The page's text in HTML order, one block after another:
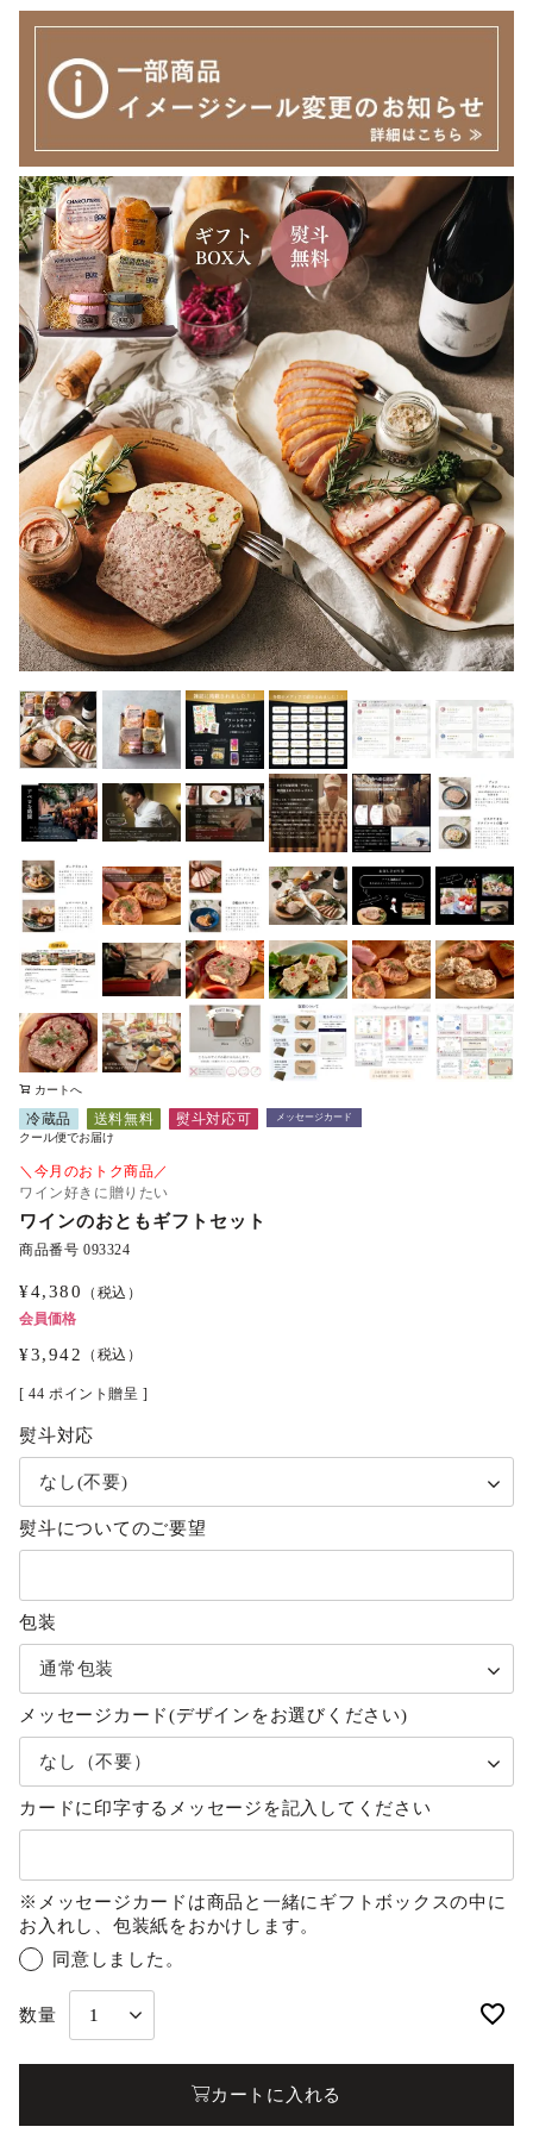
カートへ
冷蔵品 送料無料 熨斗対応可 メッセージカード
クール便でお届け
＼今月のおトク商品／
ワイン好きに贈りたい
ワインのおともギフトセット
商品番号 093324
¥4,380
（税込）
会員価格
¥3,942 （税込）
[ 44 ポイント贈呈 ]
熨斗対応
熨斗についてのご要望
包装
メッセージカード(デザインをお選びください)
カードに印字するメッセージを記入してください
※メッセージカードは商品と一緒にギフトボックスの中に
お入れし、包装紙をおかけします。
同意しました。
カートに入れる